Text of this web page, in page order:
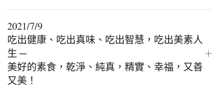
2021/7/9
吃出健康、吃出真味、吃出智慧，吃出美素人
生 ─
美好的素食，乾淨、純真，精實、幸福，又善
又美！